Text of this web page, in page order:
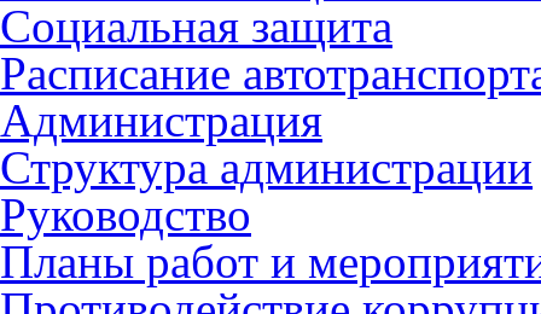
Социальная защита
Расписание
Администрация
Структура администрации
Руководство
Планы работ и